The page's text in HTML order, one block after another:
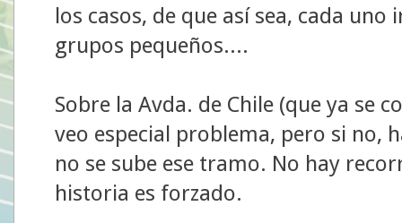
los casos, de que así sea, cada
grupos pequeños....
Sobre la Avda. de Chile (que ya se
veo especial problema, pero si no,
no se sube ese tramo. No hay
historia es forzado.